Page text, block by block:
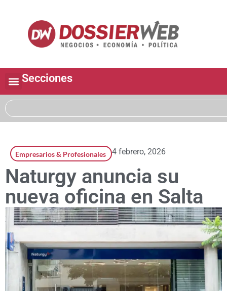
Secciones
Empresarios & Profesionales 4 febrero, 2026
Naturgy anuncia su
nueva oficina en Salta